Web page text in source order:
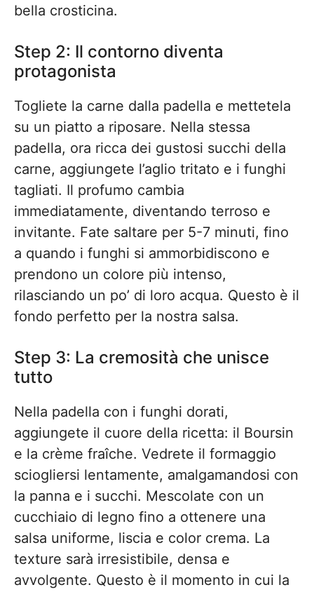
bella crosticina.
Step 2: Il contorno diventa
protagonista
Togliete la carne dalla padella e mettetela
su un piatto a riposare. Nella stessa
padella, ora ricca dei gustosi succhi della
carne, aggiungete l’aglio tritato e i funghi
tagliati. Il profumo cambia
immediatamente, diventando terroso e
invitante. Fate saltare per 5-7 minuti, fino
a quando i funghi si ammorbidiscono e
prendono un colore più intenso,
rilasciando un po’ di loro acqua. Questo è il
fondo perfetto per la nostra salsa.
Step 3: La cremosità che unisce
tutto
Nella padella con i funghi dorati,
aggiungete il cuore della ricetta: il Boursin
e la crème fraîche. Vedrete il formaggio
sciogliersi lentamente, amalgamandosi con
la panna e i succhi. Mescolate con un
cucchiaio di legno fino a ottenere una
salsa uniforme, liscia e color crema. La
texture sarà irresistibile, densa e
avvolgente. Questo è il momento in cui la